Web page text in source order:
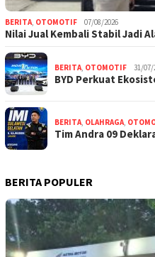
BERITA OTOMOTIF 07/08/2026
Nilai Jual Kembali Stabil Jadi
BERITA OTOMOTIF 31/07/
BYD Perkuat
BERITA OLAHRAGA
Tim Andra 09
BERITA POPULER